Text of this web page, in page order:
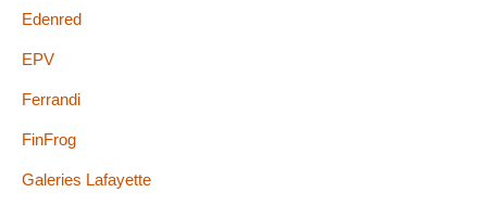
Edenred
EPV
Ferrandi
FinFrog
Galeries Lafayette